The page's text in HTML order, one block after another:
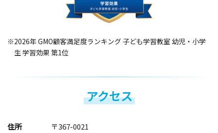
※2026年 GMO顧客満足度ランキング 子ども学習教室 幼児・小学
生 学習効果 第1位
アクセス
住所
〒367-0021